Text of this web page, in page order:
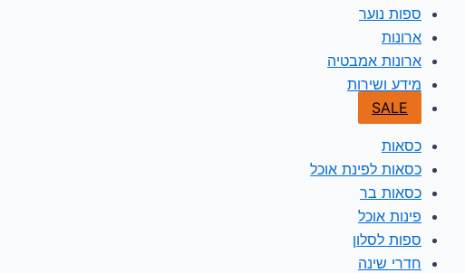
ספות נוער
ארונות
ארונות אמבטיה
מידע ושירות
SALE
כסאות
כסאות לפינת אוכל
כסאות בר
פינות אוכל
ספות לסלון
חדרי שינה